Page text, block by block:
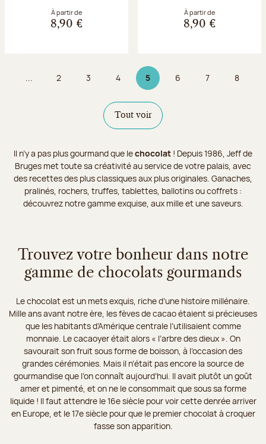
À partir de
8,90 €
À partir de
8,90 €
... Page
2 Page
3 Page
4 5Page 5 sur 9
Page
6 Page
7 Page
8
Tout voir
Il n’y a pas plus gourmand que lechocolat ! Depuis 1986, Jeff de
Bruges met toute sa créativité au service de votre palais, avec
des recettes des plus classiques aux plus originales. Ganaches,
pralinés, rochers, truffes, tablettes, ballotins ou coffrets :
découvrez notre gamme exquise, aux mille et une saveurs.
Trouvez votre bonheur dans notre
gamme de chocolats gourmands
Le chocolat est un mets exquis, riche d’une histoire millénaire.
Mille ans avant notre ère, les fèves de cacao étaient si précieuses
que les habitants d’Amérique centrale l’utilisaient comme
monnaie. Le cacaoyer était alors « l’arbre des dieux ». On
savourait son fruit sous forme de boisson, à l’occasion des
grandes cérémonies. Mais il n’était pas encore la source de
gourmandise que l’on connaît aujourd’hui. Il avait plutôt un goût
amer et pimenté, et on ne le consommait que sous sa forme
liquide ! Il faut attendre le 16e siècle pour voir cette denrée arriver
en Europe, et le 17e siècle pour que le premier chocolat à croquer
fasse son apparition.